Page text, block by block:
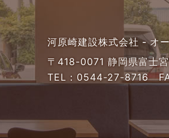
河原崎建設株式会社 - オ
〒418-0071 静岡県富士
TEL： 0544-27-8716